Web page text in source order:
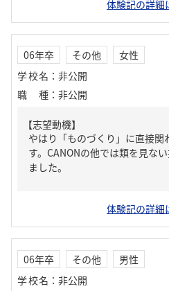
体験記の詳細
06年卒 その他
女性
学校名 ： 非公開
職種 ： 非公開
【志望動機】
やはり「ものづくり」に直接
す。CANONの他では類を見な
ました。
体験記の詳細
06年卒 その他
男性
学校名 ： 非公開